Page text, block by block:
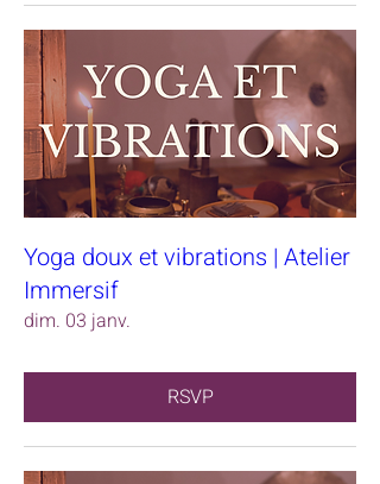
Yoga doux et vibrations | Atelier
Immersif
dim. 03 janv.
RSVP